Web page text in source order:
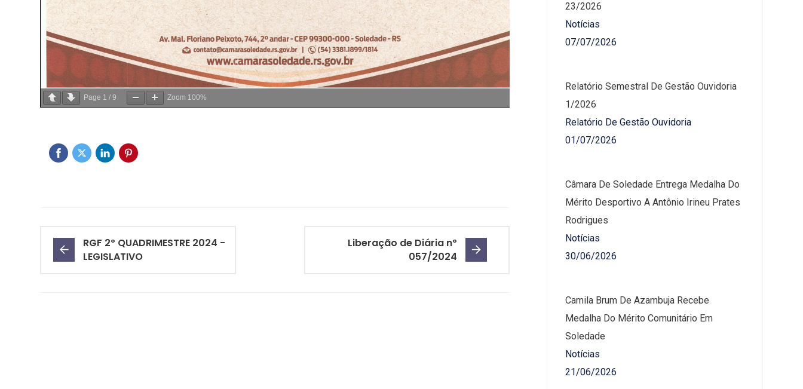
Page 1 / 9 Zoom 100%
RGF 2º QUADRIMESTRE 2024 -
LEGISLATIVO
Liberação de Diária nº
057/2024
23/2026
Notícias
07/07/2026
Relatório Semestral De Gestão Ouvidoria
1/2026
Relatório De Gestão Ouvidoria
01/07/2026
Câmara De Soledade Entrega Medalha Do
Mérito Desportivo A Antônio Irineu Prates
Rodrigues
Notícias
30/06/2026
Camila Brum De Azambuja Recebe
Medalha Do Mérito Comunitário Em
Soledade
Notícias
21/06/2026